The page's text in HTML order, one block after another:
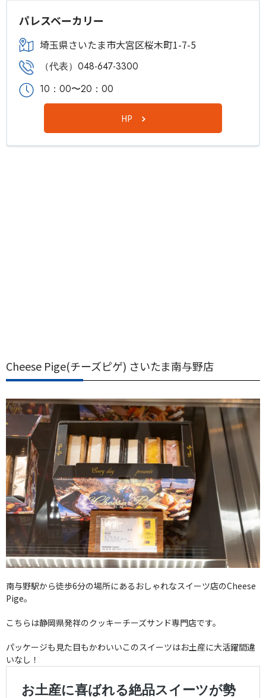
パレスベーカリー
埼玉県さいたま市大宮区桜木町1-7-5
（代表）048-647-3300
10：00〜20：00
HP
Cheese Pige(チーズピゲ) さいたま南与野店
南与野駅から徒歩6分の場所にあるおしゃれなスイーツ店のCheese
Pige。
こちらは静岡県発祥のクッキーチーズサンド専門店です。
パッケージも見た目もかわいいこのスイーツはお土産に大活躍間違
いなし！